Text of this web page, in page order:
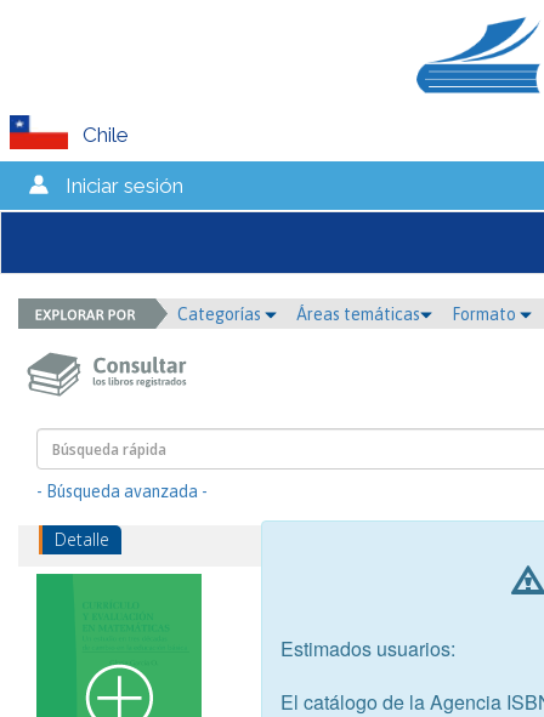
Chile
Iniciar sesión
Categorías Áreas temáticas Formato
- Búsqueda avanzada -
Detalle
Estimados usuarios:
El catálogo de la Agencia